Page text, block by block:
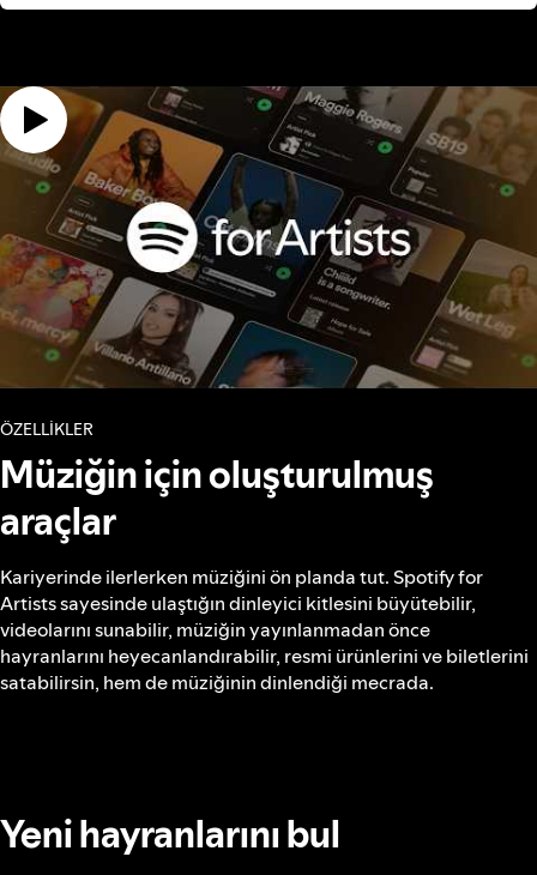
ÖZELLIKLER
Müziğin için oluşturulmuş
araçlar
Kariyerinde ilerlerken müziğini ön planda tut. Spotify for
Artists sayesinde ulaştığın dinleyici kitlesini büyütebilir,
videolarını sunabilir, müziğin yayınlanmadan önce
hayranlarını heyecanlandırabilir, resmi ürünlerini ve biletlerini
satabilirsin, hem de müziğinin dinlendiği mecrada.
Yeni hayranlarını bul